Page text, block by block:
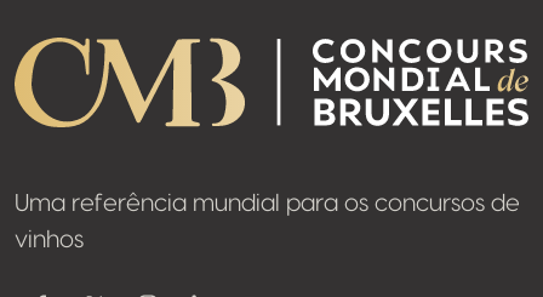
Uma referência mundial para os concursos de
vinhos